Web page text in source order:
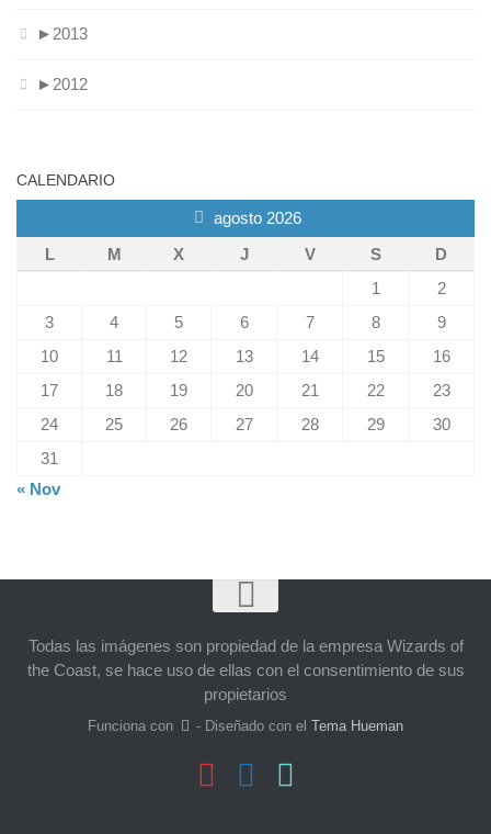
► 2013
► 2012
CALENDARIO
agosto 2026
L
M X J V S
D
1
2
3
4 5 6 7 8
9
10
11 12 13 14 15
16
17
18 19 20 21 22
23
24
25 26 27 28 29
30
31
« Nov
Todas las imágenes son propiedad de la empresa Wizards of
the Coast, se hace uso de ellas con el consentimiento de sus
propietarios
Funciona con - Diseñado con elTema Hueman